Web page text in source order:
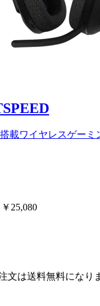
載ワイヤレスゲーミ
￥25,080
文は送料無料になり